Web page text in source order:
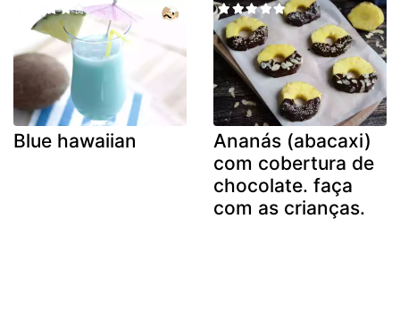
Blue hawaiian
Ananás (abacaxi)
com cobertura de
chocolate. faça
com as crianças.